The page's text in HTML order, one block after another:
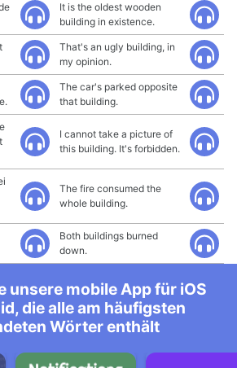
It is the oldest wooden
building in existence.
That's an ugly building, in
my opinion.
The car's parked opposite
that building.
I cannot take a picture of
this building. It's forbidden.
The fire consumed the
whole building.
Both buildings burned
down.
unsere mobile App für iOS
die alle am häufigsten
Wörter enthält